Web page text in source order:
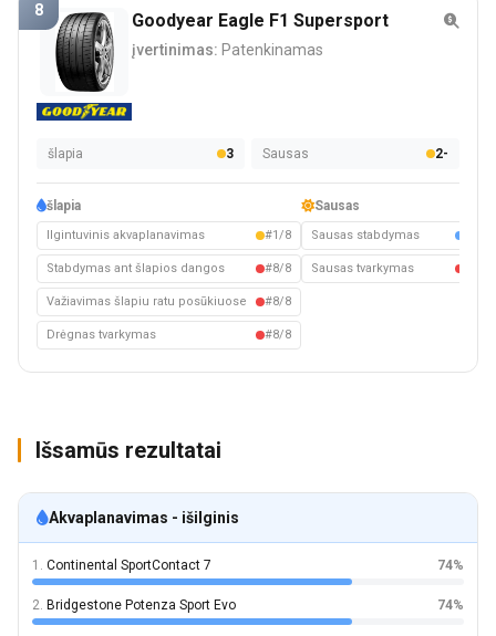
8 Goodyear Eagle F1 Supersport
įvertinimas: Patenkinamas
šlapia 3 Sausas 2-
šlapia
Ilgintuvinis akvaplanavimas #1/8
Stabdymas ant šlapios dangos #8/8
Važiavimas šlapiu ratu posūkiuose #8/8
Drėgnas tvarkymas #8/8
Sausas
Sausas stabdymas
Sausas tvarkymas
Išsamūs rezultatai
Akvaplanavimas - išilginis
1. Continental SportContact 7 74%
2. Bridgestone Potenza Sport Evo 74%